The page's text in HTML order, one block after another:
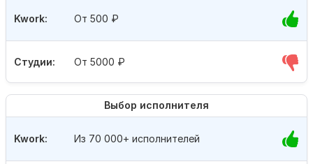
Студии: От 5000 ₽
Kwork: От 500 ₽
Выбор исполнителя
Kwork: Из 70 000+ исполнителей